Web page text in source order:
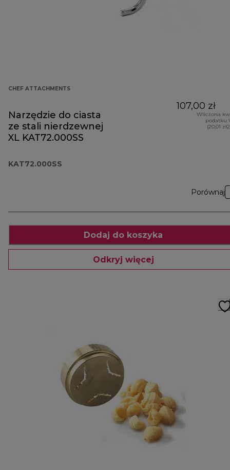
CHEF ATTACHMENTS
Narzędzie do ciasta
ze stali nierdzewnej
XL KAT72.000SS
KAT72.000SS
107,00 zł
Wliczona
podatku
(20,01
Porównaj
Dodaj do koszyka
Odkryj więcej